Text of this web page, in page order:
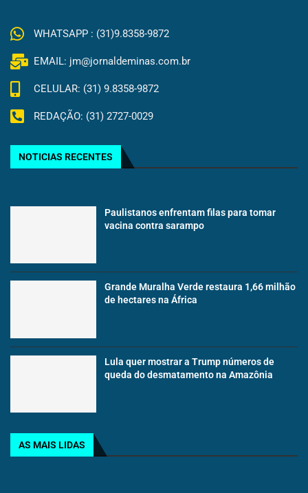
WHATSAPP : (31)9.8358-9872
EMAIL: jm@jornaldeminas.com.br
CELULAR: (31) 9.8358-9872
REDAÇÃO: (31) 2727-0029
NOTICIAS RECENTES
Paulistanos enfrentam filas para tomar
vacina contra sarampo
Grande Muralha Verde restaura 1,66 milhão
de hectares na África
Lula quer mostrar a Trump números de
queda do desmatamento na Amazônia
AS MAIS LIDAS